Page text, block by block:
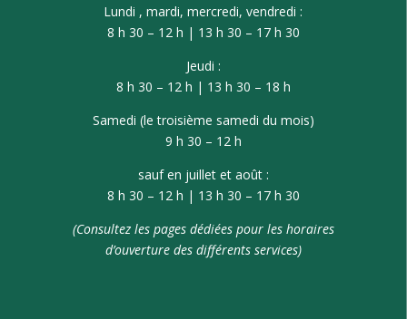
Lundi , mardi, mercredi, vendredi :
8 h 30 – 12 h | 13 h 30 – 17 h 30
Jeudi :
8 h 30 – 12 h | 13 h 30 – 18 h
Samedi (le troisième samedi du mois)
9 h 30 – 12 h
sauf en juillet et août :
8 h 30 – 12 h | 13 h 30 – 17 h 30
(Consultez les pages dédiées pour les horaires
d’ouverture des différents services)